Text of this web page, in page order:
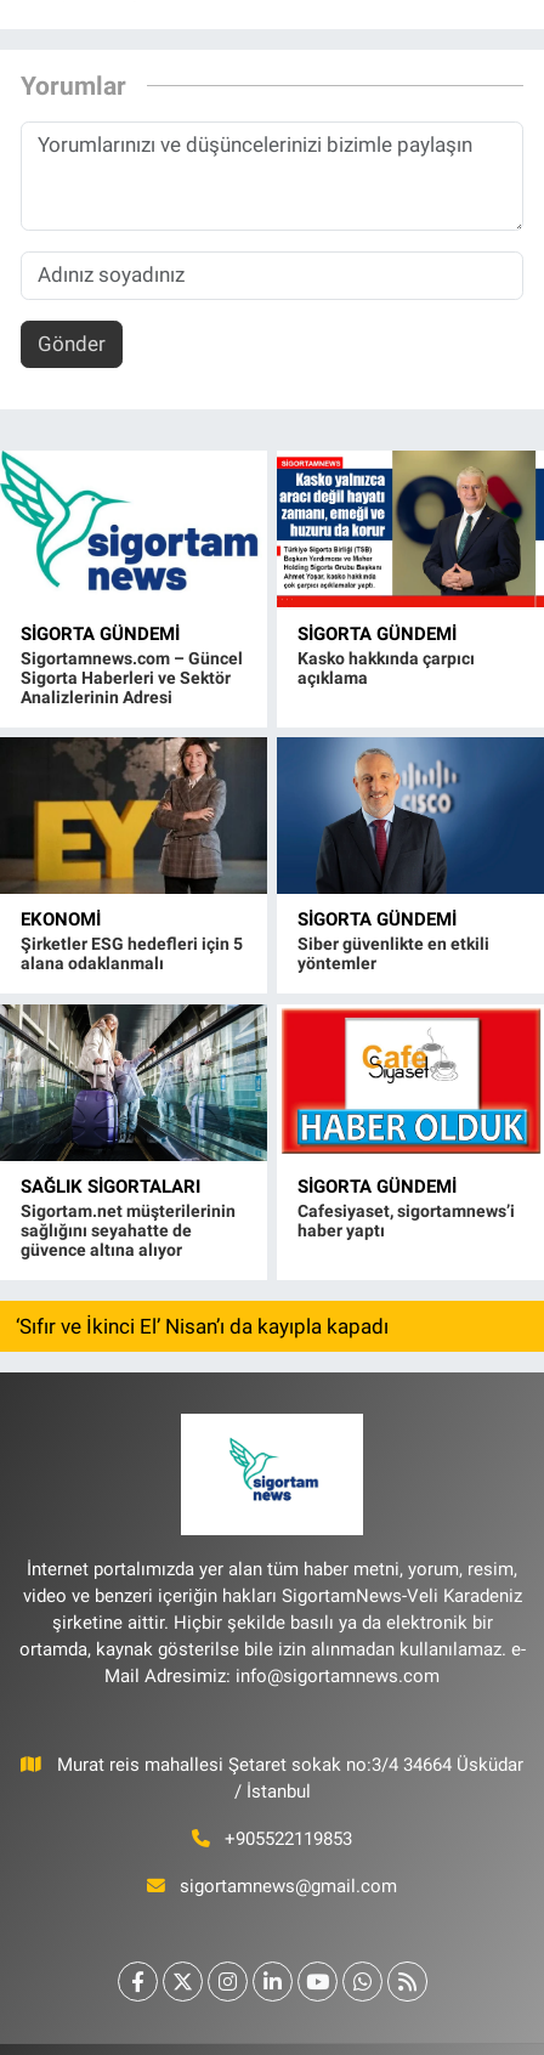
Yorumlar
Gönder
SIGORTA GÜNDEMI
Sigortamnews.com – Güncel
Sigorta Haberleri ve Sektör
Analizlerinin Adresi
SIGORTA GÜNDEMI
Kasko hakkında çarpıcı
açıklama
EKONOMI
Şirketler ESG hedefleri için 5
alana odaklanmalı
SIGORTA GÜNDEMI
Siber güvenlikte en etkili
yöntemler
SAĞLIK SIGORTALARI
Sigortam.net müşterilerinin
sağlığını seyahatte de
güvence altına alıyor
SIGORTA GÜNDEMI
Cafesiyaset, sigortamnews’i
haber yaptı
‘Sıfır ve İkinci El’ Nisan’ı da kayıpla kapadı
İnternet portalımızda yer alan tüm haber metni, yorum, resim,
video ve benzeri içeriğin hakları SigortamNews-Veli Karadeniz
şirketine aittir. Hiçbir şekilde basılı ya da elektronik bir
ortamda, kaynak gösterilse bile izin alınmadan kullanılamaz. e-
Mail Adresimiz: info@sigortamnews.com
Murat reis mahallesi Şetaret sokak no:3/4 34664 Üsküdar
/ İstanbul
+905522119853
sigortamnews@gmail.com